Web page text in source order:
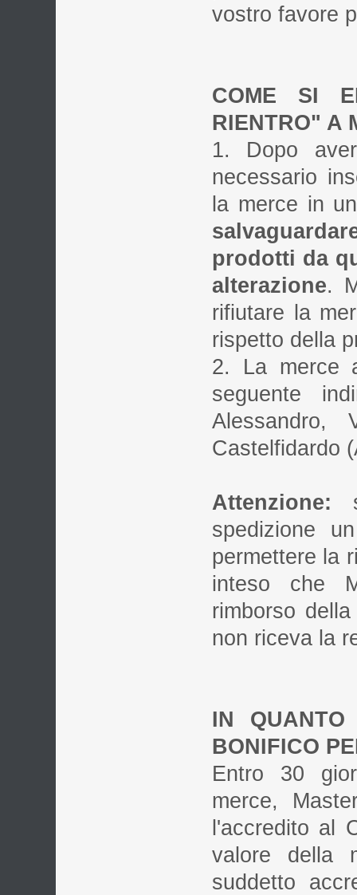
vostro favore
COME SI
RIENTRO" A
1. Dopo
necessario
la merce in
prodotti da
alterazione.
rifiutare la
rispetto della
2. La merce
seguente
Castelfidardo
Attenzione:
spedizione
permettere la
inteso che
rimborso
non riceva la
IN QUANTO
BONIFICO
Entro 30
merce,
l'accredito al
valore della
suddetto